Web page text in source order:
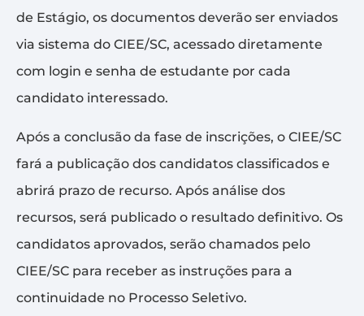
de Estágio, os documentos deverão ser enviados
via sistema do CIEE/SC, acessado diretamente
com login e senha de estudante por cada
candidato interessado.
Após a conclusão da fase de inscrições, o CIEE/SC
fará a publicação dos candidatos classificados e
abrirá prazo de recurso. Após análise dos
recursos, será publicado o resultado definitivo. Os
candidatos aprovados, serão chamados pelo
CIEE/SC para receber as instruções para a
continuidade no Processo Seletivo.